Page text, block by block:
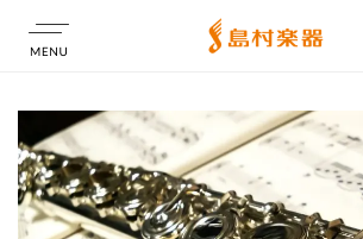
店舗情報